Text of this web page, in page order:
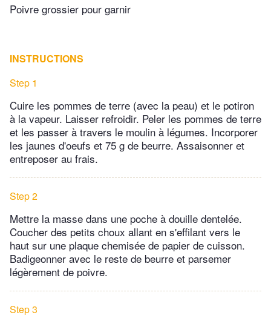
Poivre grossier pour garnir
INSTRUCTIONS
Step 1
Cuire les pommes de terre (avec la peau) et le potiron
à la vapeur. Laisser refroidir. Peler les pommes de terre
et les passer à travers le moulin à légumes. Incorporer
les jaunes d'oeufs et 75 g de beurre. Assaisonner et
entreposer au frais.
Step 2
Mettre la masse dans une poche à douille dentelée.
Coucher des petits choux allant en s'effilant vers le
haut sur une plaque chemisée de papier de cuisson.
Badigeonner avec le reste de beurre et parsemer
légèrement de poivre.
Step 3